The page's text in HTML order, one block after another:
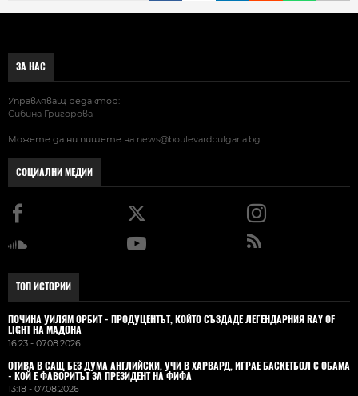
ЗА НАС
Управляващ редактор:
Сибина Григорова
Можете да ни пишете на news@boulevardbulgaria.bg
СОЦИАЛНИ МЕДИИ
ТОП ИСТОРИИ
ПОЧИНА УИЛЯМ ОРБИТ - ПРОДУЦЕНТЪТ, КОЙТО СЪЗДАДЕ ЛЕГЕНДАРНИЯ RAY OF
LIGHT НА МАДОНА
16:23 - 07.08.2026
ОТИВА В САЩ БЕЗ ДУМА АНГЛИЙСКИ, УЧИ В ХАРВАРД, ИГРАЕ БАСКЕТБОЛ С ОБАМА
- КОЙ Е ФАВОРИТЪТ ЗА ПРЕЗИДЕНТ НА ФИФА
13:18 - 07.08.2026